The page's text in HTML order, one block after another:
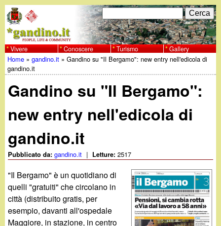
al
contenuto
principale
w
w
w
.
g
a
n
F
o
r
m
d
i
i
c
e
r
C
e
r
c
a
Vivere Conoscere Turismo Gallery
Tu
sei
qui
Home »gandino.it »Gandino su "Il Bergamo": new entry nell'edicola di
gandino.it
Gandino su "Il Bergamo":
new entry nell'edicola di
gandino.it
Pubblicato da:gandino.it | Letture:2517
"Il Bergamo" è un quotidiano di
quelli "gratuiti" che circolano in
città (distribuito gratis, per
esempio, davanti all'ospedale
Maggiore, in stazione, in centro